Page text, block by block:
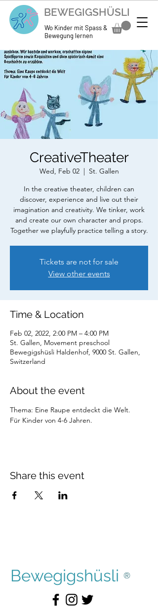
BEWEGIGSHÜSLI
Wo Kinder mit Spass &
Bewegung lernen
CreativeTheater
Wed, Feb 02
  |
St. Gallen
In the creative theater, children can
discover, experience and live out their
imagination and creativity. We tinker, work
and create our own character and props.
Together we playfully practice telling a story.
Tickets are not for sale
View other events
Time & Location
Feb 02, 2022, 2:00 PM – 4:00 PM
St. Gallen, Movement preschool
Bewegigshüsli Haldenhof, 9000 St. Gallen,
Switzerland
About the event
Thema: Eine Raupe entdeckt die Welt.
Für Kinder von 4-6 Jahren.
Share this event
Bewegigshüsli ®